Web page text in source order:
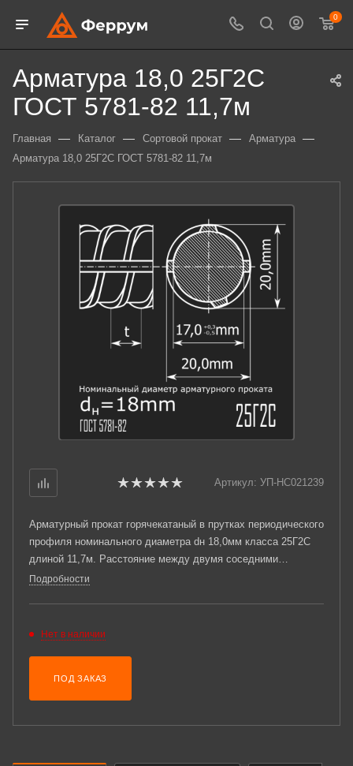
0
Арматура 18,0 25Г2С
ГОСТ 5781-82 11,7м
Главная — Каталог — Сортовой прокат — Арматура —
Арматура 18,0 25Г2С ГОСТ 5781-82 11,7м
Артикул: УП-НС021239
Арматурный прокат горячекатаный в прутках периодического
профиля номинального диаметра dн 18,0мм класса 25Г2С
длиной 11,7м. Расстояние между двумя соседними
поперечными ребрами измеренное вдоль оси проката t =
Подробности
Нет в наличии
ПОД ЗАКАЗ